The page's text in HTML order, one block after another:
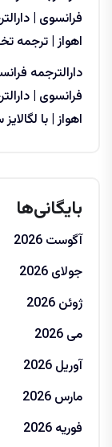
فرانسوی |
اهواز | ترجمه
دارالترجمه
فرانسوی |
اهواز | با
بایگانی‌ها
آگوست 2026
جولای 2026
ژوئن 2026
می 2026
آوریل 2026
مارس 2026
فوریه 2026